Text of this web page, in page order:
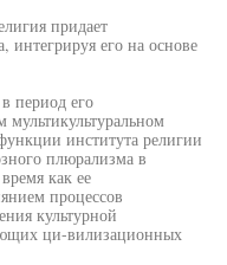
придает
интегрируя его на основе
период его
института религии
плюрализма в
как ее
процессов
культурной
ци-вилизационных